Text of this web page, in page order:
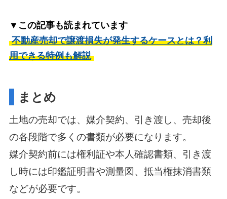
▼この記事も読まれています
不動産売却で譲渡損失が発生するケースとは？利
用できる特例も解説
まとめ
土地の売却では、媒介契約、引き渡し、売却後
の各段階で多くの書類が必要になります。
媒介契約前には権利証や本人確認書類、引き渡
し時には印鑑証明書や測量図、抵当権抹消書類
などが必要です。